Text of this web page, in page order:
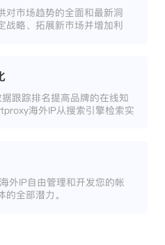
对市场趋势的全面和最新洞
战略、拓展新市场并增加利
跟踪排名提高品牌的在线知
海外IP从搜索引擎检索实
外IP自由管理和开发您的帐
全部潜力。